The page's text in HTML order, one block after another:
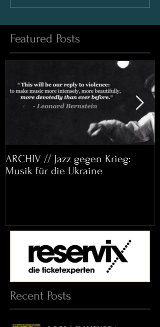
Featured Posts
ARCHIV // Jazz gegen Krieg:
Musik für die Ukraine
Recent Posts